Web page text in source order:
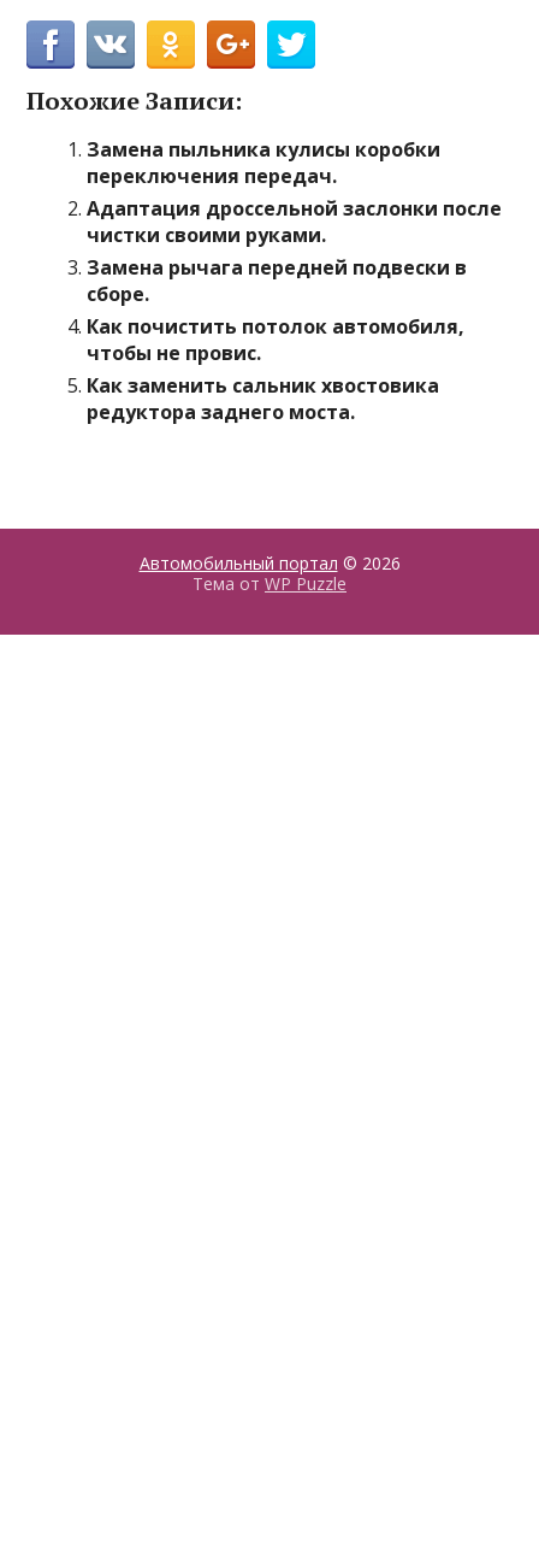
Похожие Записи:
Замена пыльника кулисы коробки
переключения передач.
Адаптация дроссельной заслонки после
чистки своими руками.
Замена рычага передней подвески в
сборе.
Как почистить потолок автомобиля,
чтобы не провис.
Как заменить сальник хвостовика
редуктора заднего моста.
Автомобильный портал © 2026
Тема от WP Puzzle